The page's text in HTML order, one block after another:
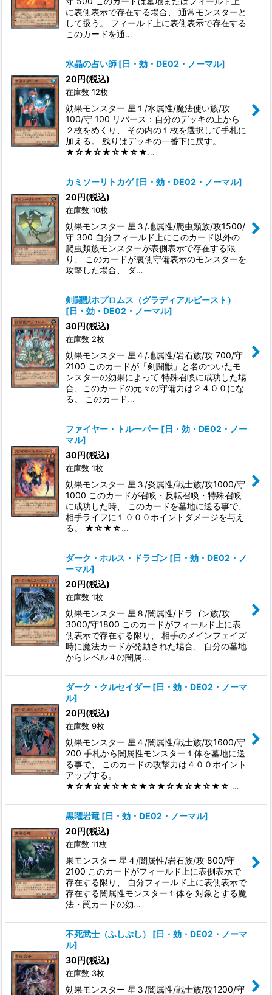
に表側表示で存在する場合、 通常モンスターと
して扱う。 フィールド上に表側表示で存在する
このカードを通…
水晶の占い師 [日・効・DE02・ノーマル]
20円(税込)
在庫数 12枚
効果モンスター 星１/水属性/魔法使い族/攻
100/守 100 リバース：自分のデッキの上から
２枚をめくり、 その内の１枚を選択して手札に
加える。 残りはデッキの一番下に戻す。
★☆★☆★☆★☆★…
カミソーリトカゲ [日・効・DE02・ノーマル]
20円(税込)
在庫数 10枚
効果モンスター 星３/地属性/爬虫類族/攻1500/
守 300 自分フィールド上にこのカード以外の
爬虫類族モンスターが表側表示で存在する限
り、 このカードが裏側守備表示のモンスターを
攻撃した場合、 ダ…
剣闘獣ホプロムス（グラディアルビースト）
[日・効・DE02・ノーマル]
30円(税込)
在庫数 2枚
効果モンスター 星４/地属性/岩石族/攻 700/守
2100 このカードが「剣闘獣」と名のついたモ
ンスターの効果によって 特殊召喚に成功した場
合、このカードの元々の守備力は２４００にな
る。 このカード…
ファイヤー・トルーパー [日・効・DE02・ノー
マル]
30円(税込)
在庫数 1枚
効果モンスター 星３/炎属性/戦士族/攻1000/守
1000 このカードが召喚・反転召喚・特殊召喚
に成功した時、 このカードを墓地に送る事で、
相手ライフに１０００ポイントダメージを与え
る。 ★☆★☆…
ダーク・ホルス・ドラゴン [日・効・DE02・ノ
ーマル]
20円(税込)
在庫数 1枚
効果モンスター 星８/闇属性/ドラゴン族/攻
3000/守1800 このカードがフィールド上に表
側表示で存在する限り、 相手のメインフェイズ
時に魔法カードが発動された場合、 自分の墓地
からレベル４の闇属…
ダーク・クルセイダー [日・効・DE02・ノーマ
ル]
20円(税込)
在庫数 9枚
効果モンスター 星４/闇属性/戦士族/攻1600/守
200 手札から闇属性モンスター１体を墓地に送
る事で、 このカードの攻撃力は４００ポイント
アップする。
★☆★☆★☆★☆★☆★☆★☆★☆★☆ …
黒曜岩竜 [日・効・DE02・ノーマル]
20円(税込)
在庫数 11枚
果モンスター 星４/闇属性/岩石族/攻 800/守
2100 このカードがフィールド上に表側表示で
存在する限り、 自分フィールド上に表側表示で
存在する闇属性モンスター１体を 対象とする魔
法・罠カードの効…
不死武士（ふしぶし） [日・効・DE02・ノーマ
ル]
30円(税込)
在庫数 3枚
効果モンスター 星３/闇属性/戦士族/攻1200/守